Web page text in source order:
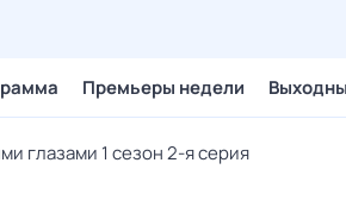
Премьеры недели
глазами 1 сезон 2-я серия